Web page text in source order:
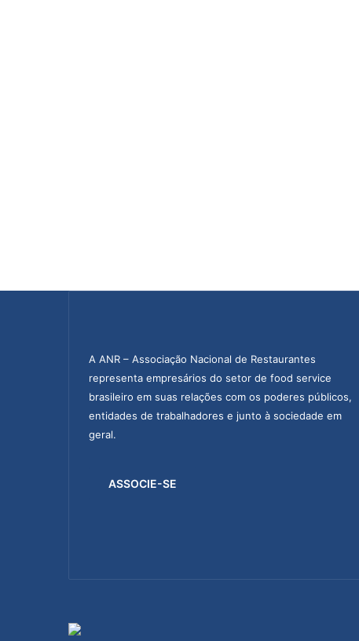
A ANR – Associação Nacional de Restaurantes
representa empresários do setor de food service
brasileiro em suas relações com os poderes públicos,
entidades de trabalhadores e junto à sociedade em
geral.
ASSOCIE-SE